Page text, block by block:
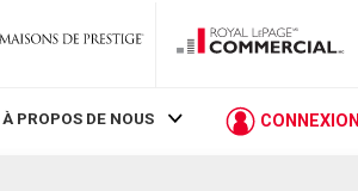
À PROPOS DE NOUS CONNEXION